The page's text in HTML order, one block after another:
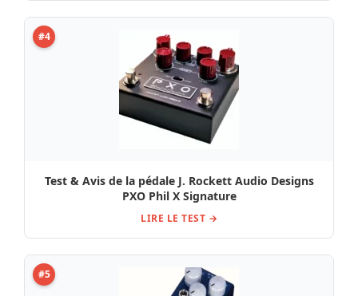
#4
Test & Avis de la pédale J. Rockett Audio Designs
PXO Phil X Signature
LIRE LE TEST →
#5